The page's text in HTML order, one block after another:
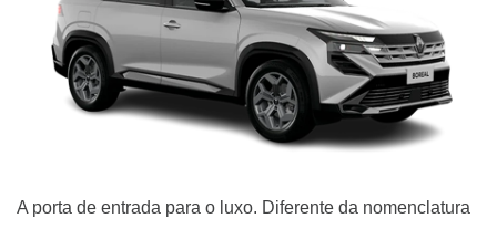
A porta de entrada para o luxo. Diferente da nomenclatura